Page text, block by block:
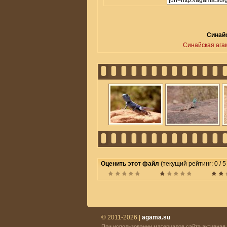
Синайская
Оценить этот файл (текущий рейтинг: 0 /
© 2011-2026 | agama.su